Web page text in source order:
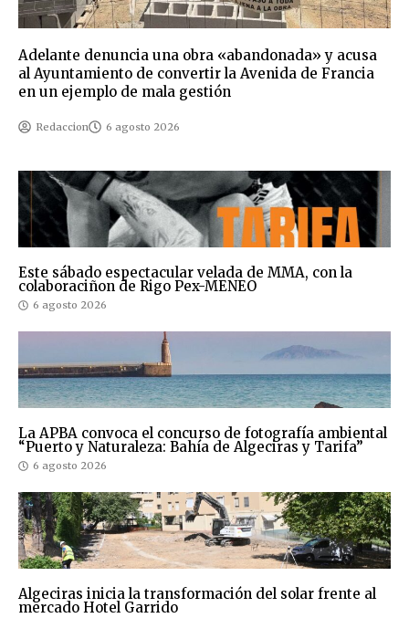
Adelante denuncia una obra «abandonada» y acusa
al Ayuntamiento de convertir la Avenida de Francia
en un ejemplo de mala gestión
Redaccion 6 agosto 2026
Este sábado espectacular velada de MMA, con la
colaboraciñon de Rigo Pex-MENEO
6 agosto 2026
La APBA convoca el concurso de fotografía ambiental
“Puerto y Naturaleza: Bahía de Algeciras y Tarifa”
6 agosto 2026
Algeciras inicia la transformación del solar frente al
mercado Hotel Garrido